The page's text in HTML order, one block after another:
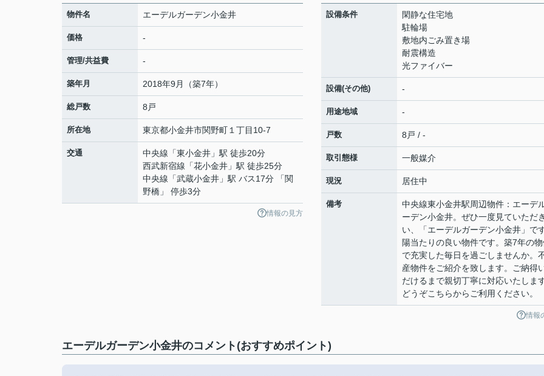
物件名 エーデルガーデン小金井
価格 -
管理/共益費 -
築年月 2018年9月（築7年）
総戸数 8戸
所在地 東京都小金井市関野町 １丁目10-7
交通 中央線 「東小金井 」駅 徒歩20分
西武新宿線 「花小金井 」駅 徒歩25分
中央線 「武蔵小金井 」駅 バス17分 「関
野橋」 停歩3分
情報の見方
設備条件
閑静な住宅地
駐輪場
敷地内ごみ置き場
耐震構造
光ファイバー
設備(その他) -
用途地域 -
戸数 8戸 / -
取引態様 一般媒介
現況 居住中
備考
中央線東小金井駅周辺物件：エーデ
ーデン小金井。ぜひ一度見ていただ
い、「エーデルガーデン小金井」です
陽当たりの良い物件です。築7年の
で充実した毎日を過ごしませんか。
産物件をご紹介を致します。ご納得
だけるまで親切丁寧に対応いたします
どうぞこちらからご利用ください。
情報
エーデルガーデン小金井のコメント(おすすめポイント)